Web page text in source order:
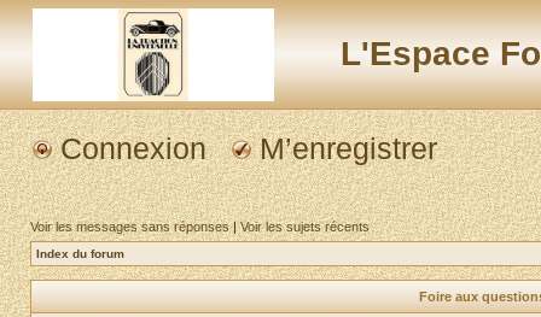
L'Espace
Connexion M’enregistrer
Voir les messages sans réponses|Voir les sujets récents
Index du forum
Foire aux